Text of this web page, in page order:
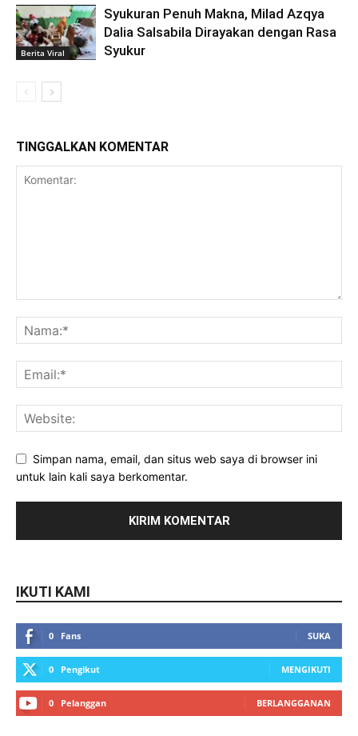
Berita Viral
Syukuran Penuh Makna, Milad Azqya
Dalia Salsabila Dirayakan dengan Rasa
Syukur
TINGGALKAN KOMENTAR
Simpan nama, email, dan situs web saya di browser ini
untuk lain kali saya berkomentar.
IKUTI KAMI
0 Fans SUKA
0 Pengikut MENGIKUTI
0 Pelanggan BERLANGGANAN